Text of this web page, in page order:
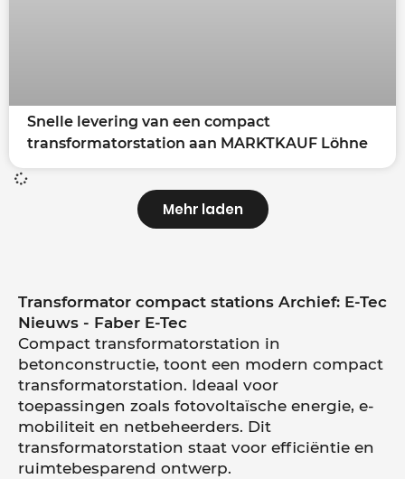
Snelle levering van een compact
transformatorstation aan MARKTKAUF Löhne
Mehr laden
Transformator compact stations Archief: E-Tec
Nieuws - Faber E-Tec
Compact transformatorstation in
betonconstructie, toont een modern compact
transformatorstation. Ideaal voor
toepassingen zoals fotovoltaïsche energie, e-
mobiliteit en netbeheerders. Dit
transformatorstation staat voor efficiëntie en
ruimtebesparend ontwerp.